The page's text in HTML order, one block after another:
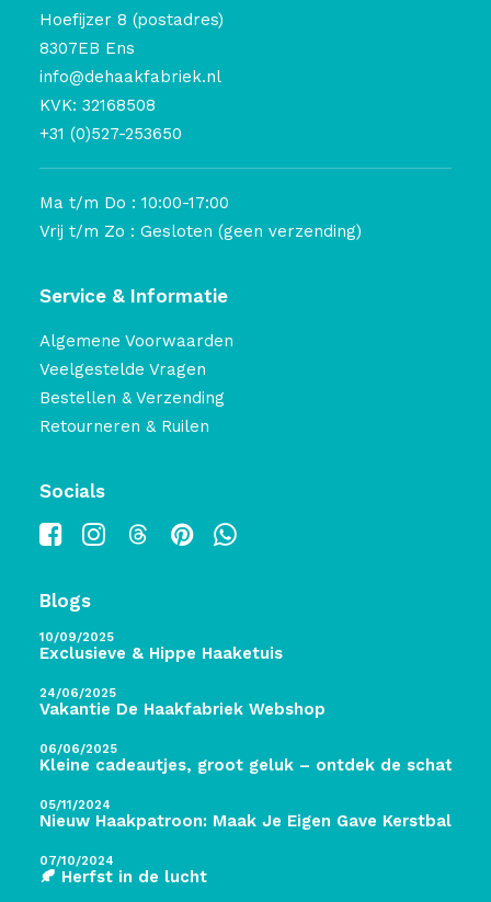
Hoefijzer 8 (postadres)
8307EB Ens
info@dehaakfabriek.nl
KVK: 32168508
+31 (0)527-253650
Ma t/m Do : 10:00-17:00
Vrij t/m Zo : Gesloten (geen verzending)
Service & Informatie
Algemene Voorwaarden
Veelgestelde Vragen
Bestellen & Verzending
Retourneren & Ruilen
Socials
Blogs
10/09/2025
Exclusieve & Hippe Haaketuis
24/06/2025
Vakantie De Haakfabriek Webshop
06/06/2025
Kleine cadeautjes, groot geluk – ontdek de schatten
05/11/2024
Nieuw Haakpatroon: Maak Je Eigen Gave Kerstballen!
07/10/2024
🍂 Herfst in de lucht